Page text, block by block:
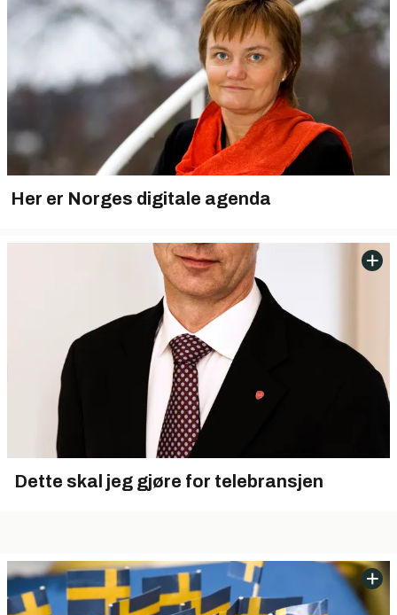
Her er Norges digitale agenda
 Dette skal jeg gjøre for telebransjen